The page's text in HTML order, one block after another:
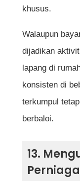
khusus.
Walaupun
dijadikan
lapang di
konsisten di
terkumpul
berbaloi.
13.